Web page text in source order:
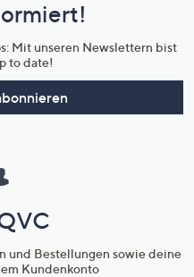
Mit unseren Newslettern bist
to date!
und Bestellungen sowie deine
Kundenkonto